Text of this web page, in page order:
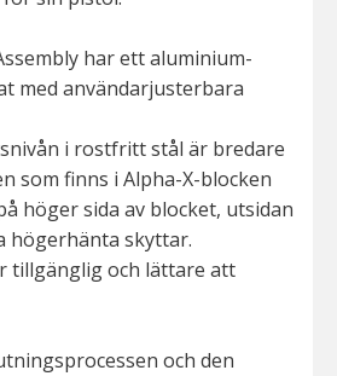
har ett aluminium-
med användarjusterbara
i rostfritt stål är bredare
som finns i Alpha-X-blocken
höger sida av blocket, utsidan
högerhänta skyttar.
tillgänglig och lättare att
och den